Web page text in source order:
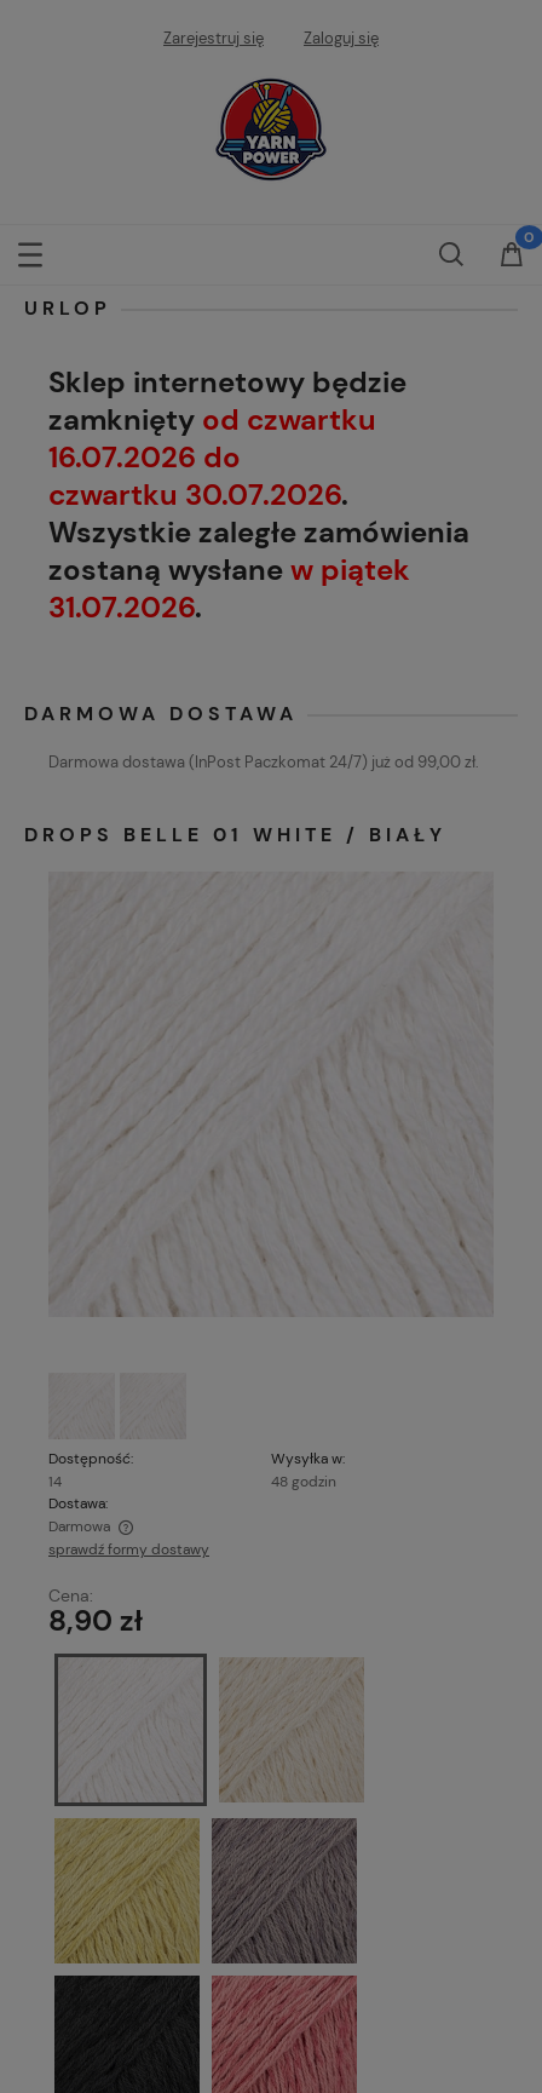
Zarejestruj się Zaloguj się
URLOP
Sklep internetowy będzie
zamknięty od czwartku
16.07.2026 do
czwartku 30.07.2026.
Wszystkie zaległe zamówienia
zostaną wysłanew piątek
31.07.2026.
DARMOWA DOSTAWA
Darmowa dostawa (InPost Paczkomat 24/7) już od 99,00 zł.
DROPS BELLE 01 WHITE / BIAŁY
Dostępność:
14
Wysyłka w:
48 godzin
Dostawa:
Darmowa
Cena nie zawiera ewentualnych kosztów płatności
sprawdź formy dostawy
Cena:
8,90 zł